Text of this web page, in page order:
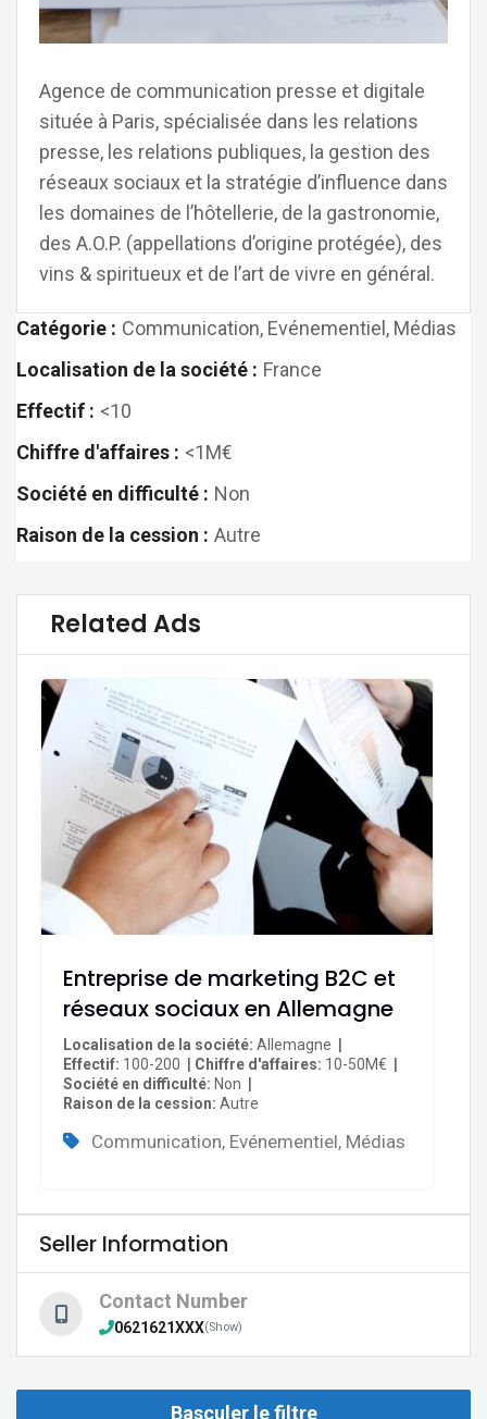
Agence de communication presse et digitale
située à Paris, spécialisée dans les relations
presse, les relations publiques, la gestion des
réseaux sociaux et la stratégie d’influence dans
les domaines de l’hôtellerie, de la gastronomie,
des A.O.P. (appellations d’origine protégée), des
vins & spiritueux et de l’art de vivre en général.
Catégorie : Communication, Evénementiel, Médias
Localisation de la société : France
Effectif : <10
Chiffre d'affaires : <1M€
Société en difficulté : Non
Raison de la cession : Autre
Related Ads
Entreprise de marketing B2C et
réseaux sociaux en Allemagne
Localisation de la société Allemagne
Effectif 100-200 Chiffre d'affaires 10-50M€
Société en difficulté Non
Raison de la cession Autre
Communication, Evénementiel, Médias
Seller Information
Contact Number
0621621XXX(Show)
Basculer le filtre